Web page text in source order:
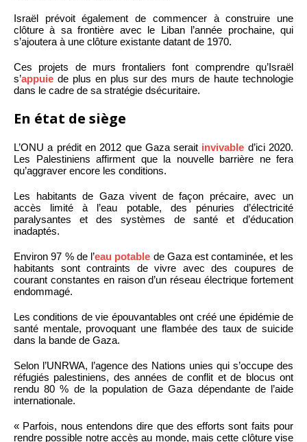
Israël prévoit également de commencer à construire une
clôture à sa frontière avec le Liban l’année prochaine, qui
s’ajoutera à une clôture existante datant de 1970.
Ces projets de murs frontaliers font comprendre qu’Israël
s’appuie de plus en plus sur des murs de haute technologie
dans le cadre de sa stratégie dsécuritaire.
En état de siège
L’ONU a prédit en 2012 que Gaza serait invivable d’ici 2020.
Les Palestiniens affirment que la nouvelle barrière ne fera
qu’aggraver encore les conditions.
Les habitants de Gaza vivent de façon précaire, avec un
accès limité à l’eau potable, des pénuries d’électricité
paralysantes et des systèmes de santé et d’éducation
inadaptés.
Environ 97 % de l’eau potable de Gaza est contaminée, et les
habitants sont contraints de vivre avec des coupures de
courant constantes en raison d’un réseau électrique fortement
endommagé.
Les conditions de vie épouvantables ont créé une épidémie de
santé mentale, provoquant une flambée des taux de suicide
dans la bande de Gaza.
Selon l’UNRWA, l’agence des Nations unies qui s’occupe des
réfugiés palestiniens, des années de conflit et de blocus ont
rendu 80 % de la population de Gaza dépendante de l’aide
internationale.
« Parfois, nous entendons dire que des efforts sont faits pour
rendre possible notre accès au monde, mais cette clôture vise